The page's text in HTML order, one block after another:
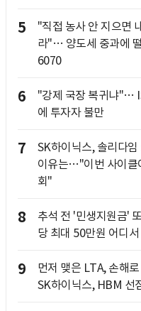
5
"직접 농사 안 지으면
라"… 양도세 중과에
6070
6
"강제 국장 복귀냐"…
에 투자자 불만
7
SK하이닉스, 솔리다임
이유는…"이번 사이클
회"
8
추석 전 '민생지원금'
당 최대 50만원 어디
9
먼저 맺은 LTA, 손해
SK하이닉스, HBM 선